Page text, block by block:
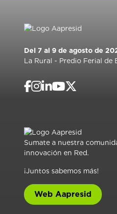
Del 7 al 9 de agosto de
La Rural - Predio Ferial de
Sumate a nuestra
innovación en Red.
¡Juntos sabemos más!
Web Aapresid